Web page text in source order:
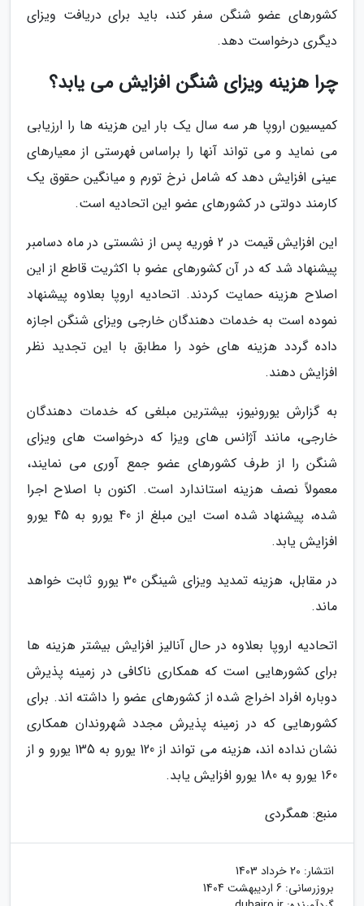
کشورهای عضو شنگن سفر کند، باید برای دریافت ویزای
دیگری درخواست دهد.
چرا هزینه ویزای شنگن افزایش می یابد؟
کمیسیون اروپا هر سه سال یک بار این هزینه ها را ارزیابی
می نماید و می تواند آنها را براساس فهرستی از معیارهای
عینی افزایش دهد که شامل نرخ تورم و میانگین حقوق یک
کارمند دولتی در کشورهای عضو این اتحادیه است.
این افزایش قیمت در 2 فوریه پس از نشستی در ماه دسامبر
پیشنهاد شد که در آن کشورهای عضو با اکثریت قاطع از این
اصلاح هزینه حمایت کردند. اتحادیه اروپا بعلاوه پیشنهاد
نموده است به خدمات دهندگان خارجی ویزای شنگن اجازه
داده گردد هزینه های خود را مطابق با این تجدید نظر
افزایش دهند.
به گزارش یورونیوز، بیشترین مبلغی که خدمات دهندگان
خارجی، مانند آژانس های ویزا که درخواست های ویزای
شنگن را از طرف کشورهای عضو جمع آوری می نمایند،
معمولاً نصف هزینه استاندارد است. اکنون با اصلاح اجرا
شده، پیشنهاد شده است این مبلغ از 40 یورو به 45 یورو
افزایش یابد.
در مقابل، هزینه تمدید ویزای شینگن 30 یورو ثابت خواهد
ماند.
اتحادیه اروپا بعلاوه در حال آنالیز افزایش بیشتر هزینه ها
برای کشورهایی است که همکاری ناکافی در زمینه پذیرش
دوباره افراد اخراج شده از کشورهای عضو را داشته اند. برای
کشورهایی که در زمینه پذیرش مجدد شهروندان همکاری
نشان نداده اند، هزینه می تواند از 120 یورو به 135 یورو و از
160 یورو به 180 یورو افزایش یابد.
منبع: همگردی
انتشار: 20 خرداد 1403
بروزرسانی: 6 اردیبهشت 1404